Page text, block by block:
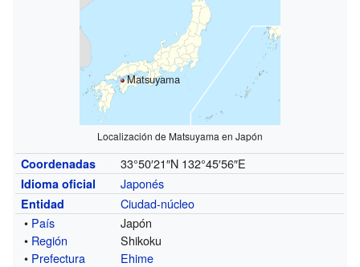
Matsuyama
Localización de Matsuyama en Japón
Coordenadas 33°50′21″N 132°45′56″E
Idioma oficial Japonés
Entidad
Ciudad-núcleo
• País
Japón
• Región
Shikoku
• Prefectura Ehime